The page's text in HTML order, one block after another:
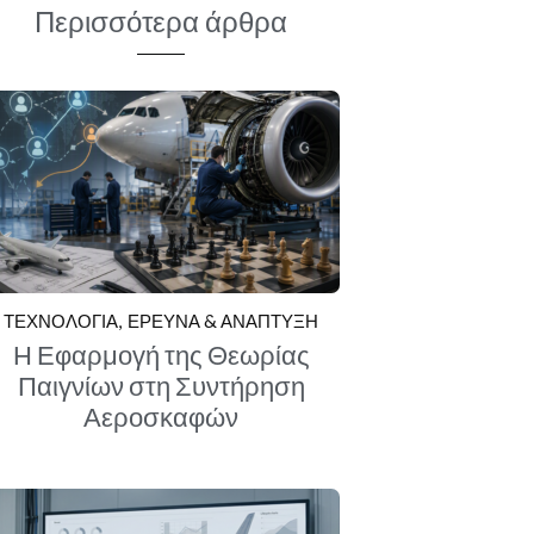
Περισσότερα άρθρα
ΤΕΧΝΟΛΟΓΙΑ ΕΡΕΥΝΑ & ΑΝΑΠΤΥΞΗ
Η Εφαρμογή της Θεωρίας
Παιγνίων στη Συντήρηση
Αεροσκαφών